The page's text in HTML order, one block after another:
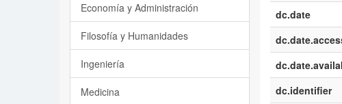
dc.date
dc.identifier
Economía y Administración
Filosofía y Humanidades
Ingeniería
Medicina